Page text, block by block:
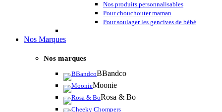
Nos produits personnalisables
Pour chouchouter maman
Pour soulager les gencives de bébé
Nos Marques
Nos marques
BBandco
Moonie
Rosa & Bo